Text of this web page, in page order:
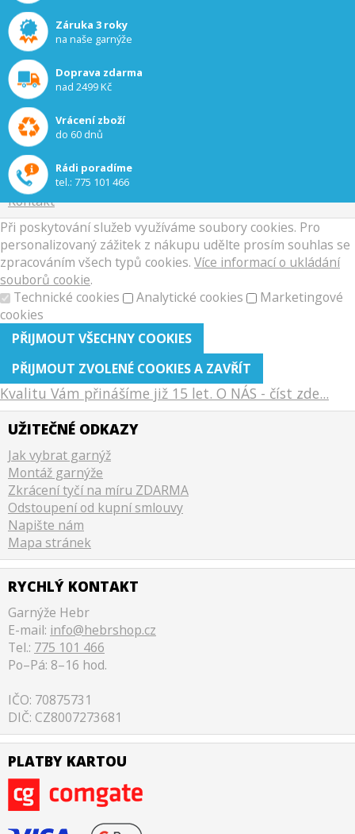
Záruka 3 roky
na naše garnýže
Doprava zdarma
nad 2499 Kč
Vrácení zboží
do 60 dnů
Rádi poradíme
tel.: 775 101 466
INFORMACE
O nás
Jak nakupovat
Proč nakupovat u nás
Obchodní podmínky
Doprava a platba
Reklamační řád
Zpracování osobních údajů
Kontakt
Při poskytování služeb využíváme soubory cookies. Pro
personalizovaný zážitek z nákupu udělte prosím souhlas se
zpracováním všech typů cookies. Více informací o ukládání
souborů cookie.
Technické cookies
Analytické cookies
Marketingové
cookies
Kvalitu Vám přinášíme již 15 let. O NÁS - číst zde...
UŽITEČNÉ ODKAZY
Jak vybrat garnýž
Montáž garnýže
Zkrácení tyčí na míru ZDARMA
Odstoupení od kupní smlouvy
Napište nám
Mapa stránek
RYCHLÝ KONTAKT
Garnýže Hebr
E-mail: info@hebrshop.cz
Tel.: 775 101 466
Po–Pá: 8–16 hod.
IČO: 70875731
DIČ: CZ8007273681
PLATBY KARTOU